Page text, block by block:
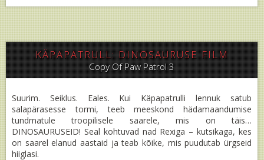
KÄPAPATRULL: DINOSAURUSE FILM
Copy Of Paw Patrol 3
Suurim. Seiklus. Eales. Kui Käpapatrulli lennuk satub
salapärasesse tormi, teeb meeskond hädamaandumise
tundmatule troopilisele saarele, mis on täis…
DINOSAURUSEID! Seal kohtuvad nad Rexiga – kutsikaga, kes
on saarel elanud aastaid ja teab kõike, mis puudutab ürgseid
hiiglasi.